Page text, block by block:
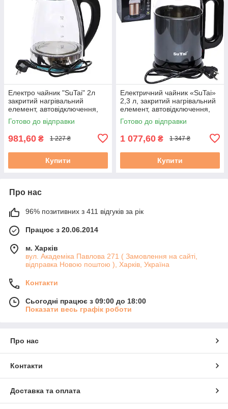
Електро чайник "SuTai" 2л
закритий нагрівальний
елемент, автовідключення,
підсвічування, корпус скло
Готово до відправки
981,60 ₴ 1 227 ₴
Купити
Електричний чайник «SuTai»
2,3 л, закритий нагрівальний
елемент, автовідключення,
корпус скло + метал
Готово до відправки
1 077,60 ₴ 1 347 ₴
Купити
Про нас
96% позитивних з 411 відгуків за рік
Працює з 20.06.2014
м. Харків
вул. Академіка Павлова 271 ( Замовлення на сайті,
відправка Новою поштою ), Харків, Україна
Контакти
Сьогодні працює з 09:00 до 18:00
Показати весь графік роботи
Про нас
Контакти
Доставка та оплата